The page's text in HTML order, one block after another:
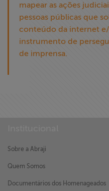
mapear as ações
pessoas públicas que
conteúdo da internet
instrumento de
de imprensa.
Sobre a Abraji
Quem Somos
Documentários dos Homenageados